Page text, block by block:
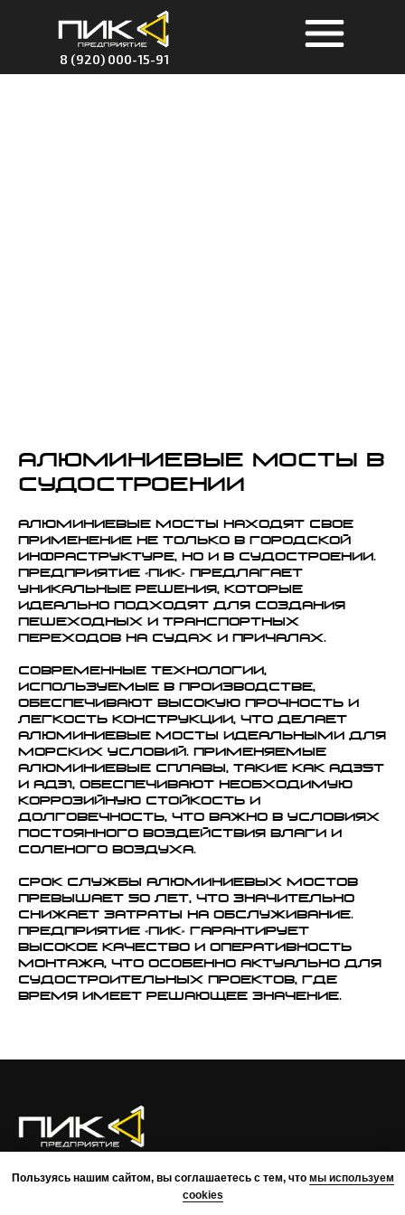
8 (920) 000-15-91
Алюминиевые мосты в
судостроении
Алюминиевые мосты находят свое
применение не только в городской
инфраструктуре, но и в судостроении.
Предприятие «ПИК» предлагает
уникальные решения, которые
идеально подходят для создания
пешеходных и транспортных
переходов на судах и причалах.
Современные технологии,
используемые в производстве,
обеспечивают высокую прочность и
легкость конструкции, что делает
алюминиевые мосты идеальными для
морских условий. Применяемые
алюминиевые сплавы, такие как АД35Т
и АД31, обеспечивают необходимую
коррозийную стойкость и
долговечность, что важно в условиях
постоянного воздействия влаги и
соленого воздуха.
Срок службы алюминиевых мостов
превышает 50 лет, что значительно
снижает затраты на обслуживание.
Предприятие «ПИК» гарантирует
высокое качество и оперативность
монтажа, что особенно актуально для
судостроительных проектов, где
время имеет решающее значение.
О КОМПАНИИ ПРЕИМУЩЕСТВА ПРОЕКТЫ
КОМАНДА
Пользуясь нашим сайтом, вы соглашаетесь с тем, что мы используем
cookies